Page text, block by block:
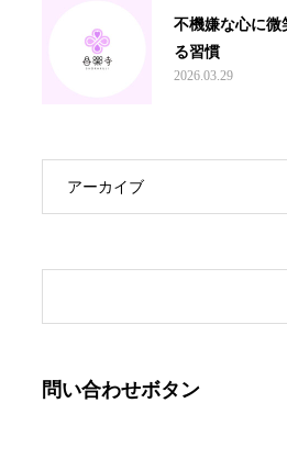
不機嫌な心に微
る習慣
2026.03.29
アーカイブ
問い合わせボタン